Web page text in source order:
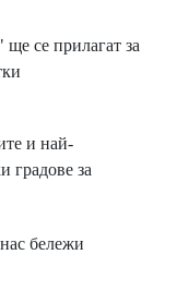
се прилагат за
и най-
градове за
бележи